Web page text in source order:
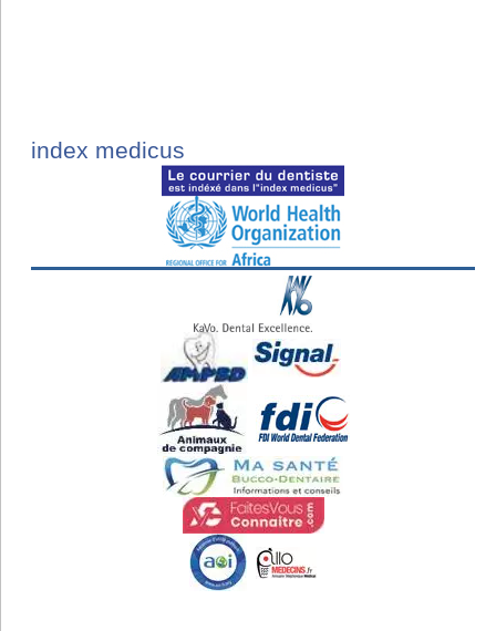
index medicus